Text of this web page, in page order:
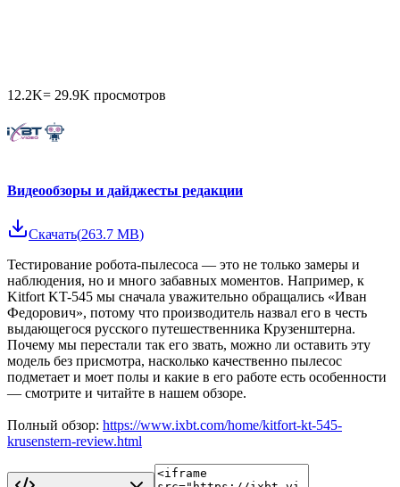
12.2K= 29.9K просмотров
Видеообзоры и дайджесты редакции
Скачать(263.7 MB)
Тестирование робота-пылесоса ​— это не только замеры и
наблюдения, но и много забавных моментов. Например, к
Kitfort KT-545 мы сначала уважительно обращались «Иван
Федорович», потому что производитель назвал его в честь
выдающегося русского путешественника Крузенштерна.
Почему мы перестали так его звать, можно ли оставить эту
модель без присмотра, насколько качественно пылесос
подметает и моет полы и какие в его работе есть особенности
— смотрите и читайте в нашем обзоре.
Полный обзор: https://www.ixbt.com/home/kitfort-kt-545-
krusenstern-review.html